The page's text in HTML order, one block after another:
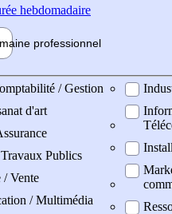
hebdomadaire
professionnel
/ Gestion
d'art
Publics
/ Vente
/ Multimédia